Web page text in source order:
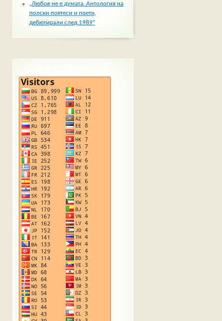
„Любов не е думата. Антология на
полски поетеси и поети,
дебютирали след 1989“